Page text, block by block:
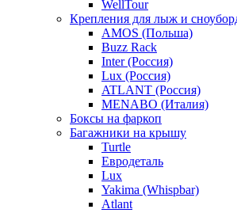
WellTour
Крепления для лыж и
AMOS (Польша)
Buzz Rack
Inter (Россия)
Lux (Россия)
ATLANT (Россия)
MENABO (Италия)
Боксы на фаркоп
Багажники на крышу
Turtle
Евродеталь
Lux
Yakima (Whispbar)
Atlant